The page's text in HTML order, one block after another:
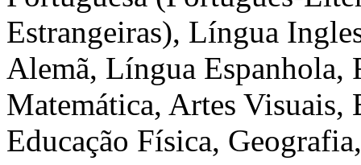
Estrangeiras), Língua
Alemã, Língua
Matemática, Artes Visuais,
Educação Física,